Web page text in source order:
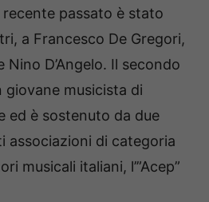
passato è stato
a Francesco De Gregori,
Nino D’Angelo. Il secondo
giovane musicista di
ed è sostenuto da due
associazioni di categoria
musicali italiani, l’”Acep”